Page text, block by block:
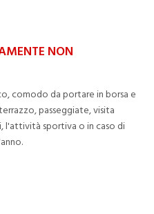
NON
comodo da portare in borsa e
passeggiate, visita
l'attività sportiva o in caso di